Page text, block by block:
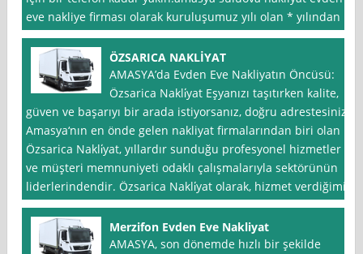
eve nakliye firması olarak kuruluşumuz yılı olan * yılından
ÖZSARICA NAKLİYAT
AMASYA’da Evden Eve Nakliyatın Öncüsü:
Özsarica Nakli̇yat Eşyanızı taşıtırken kalite,
güven ve başarıyı bir arada istiyorsanız, doğru adrestesiniz.
Amasya‘nın en önde gelen nakliyat firmalarından biri olan
Özsarica Nakli̇yat, yıllardır sunduğu profesyonel hizmetler
ve müşteri memnuniyeti odaklı çalışmalarıyla sektörünün
liderlerindendir. Özsarica Nakli̇yat olarak, hizmet verdiğimiz
Merzifon Evden Eve Nakliyat
AMASYA, son dönemde hızlı bir şekilde